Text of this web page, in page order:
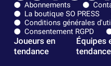
Abonnements
La boutique SO PRESS
Conditions générales
Consentement RGPD
Joueurs en
tendance
Équipes
tendance